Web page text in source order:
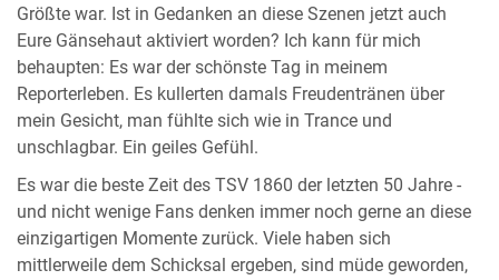
Größte war. Ist in Gedanken an diese Szenen jetzt auch
Eure Gänsehaut aktiviert worden? Ich kann für mich
behaupten: Es war der schönste Tag in meinem
Reporterleben. Es kullerten damals Freudentränen über
mein Gesicht, man fühlte sich wie in Trance und
unschlagbar. Ein geiles Gefühl.
Es war die beste Zeit des TSV 1860 der letzten 50 Jahre -
und nicht wenige Fans denken immer noch gerne an diese
einzigartigen Momente zurück. Viele haben sich
mittlerweile dem Schicksal ergeben, sind müde geworden,